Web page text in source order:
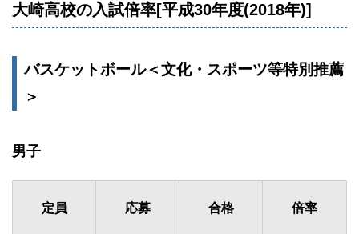
大崎高校の入試倍率[平成30年度(2018年)]
バスケットボール＜文化・スポーツ等特別推薦
＞
男子
定員 応募 合格 倍率